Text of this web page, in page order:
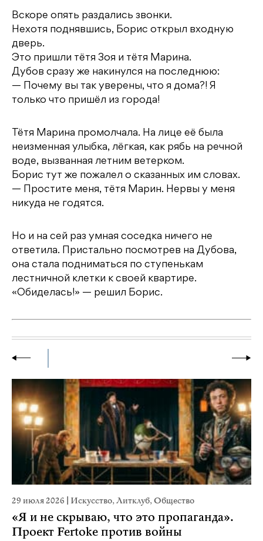
Вскоре опять раздались звонки.
Нехотя поднявшись, Борис открыл входную
дверь.
Это пришли тётя Зоя и тётя Марина.
Дубов сразу же накинулся на последнюю:
— Почему вы так уверены, что я дома?! Я
только что пришёл из города!
Тётя Марина промолчала. На лице её была
неизменная улыбка, лёгкая, как рябь на речной
воде, вызванная летним ветерком.
Борис тут же пожалел о сказанных им словах.
— Простите меня, тётя Марин. Нервы у меня
никуда не годятся.
Но и на сей раз умная соседка ничего не
ответила. Пристально посмотрев на Дубова,
она стала подниматься по ступенькам
лестничной клетки к своей квартире.
«Обиделась!» — решил Борис.
29 июля 2026 Искусство,Литклуб,Общество
«Я и не скрываю, что это пропаганда».
Проект Fertoke против войны